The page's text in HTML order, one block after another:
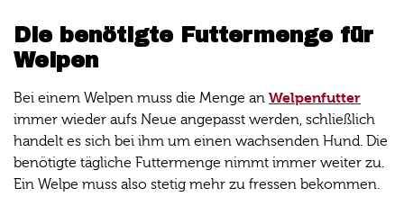
Die benötigte Futtermenge für
Welpen
Bei einem Welpen muss die Menge an Welpenfutter
immer wieder aufs Neue angepasst werden, schließlich
handelt es sich bei ihm um einen wachsenden Hund. Die
benötigte tägliche Futtermenge nimmt immer weiter zu.
Ein Welpe muss also stetig mehr zu fressen bekommen.